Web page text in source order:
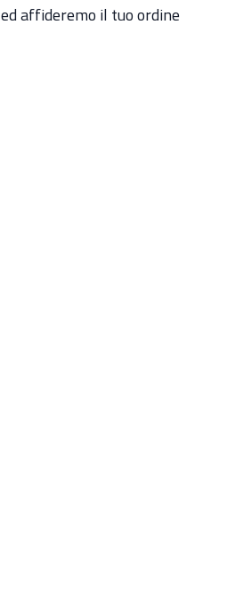
ed affideremo il tuo ordine